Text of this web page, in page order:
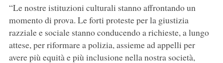
“Le nostre istituzioni culturali stanno affrontando un
momento di prova. Le forti proteste per la giustizia
razziale e sociale stanno conducendo a richieste, a lungo
attese, per riformare a polizia, assieme ad appelli per
avere più equità e più inclusione nella nostra società,